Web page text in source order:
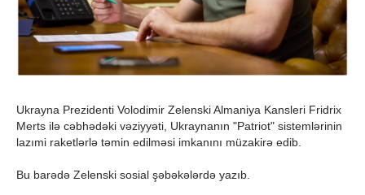
Ukrayna Prezidenti Volodimir Zelenski Almaniya Kansleri Fridrix
Merts ilə cəbhədəki vəziyyəti, Ukraynanın "Patriot" sistemlərinin
lazımi raketlərlə təmin edilməsi imkanını müzakirə edib.
Bu barədə Zelenski sosial şəbəkələrdə yazıb.